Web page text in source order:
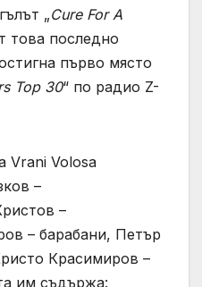
„Cure For A
това последно
първо място
Top 30“ по радио Z-
Vrani Volosa
–
–
– барабани, Петър
Красимиров –
им съдържа: